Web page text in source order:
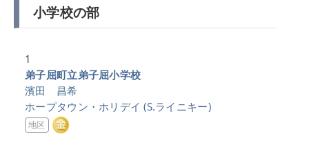
小学校の部
1
弟子屈町立弟子屈小学校
濱田 昌希
ホープタウン・ホリデイ (S.ライニキー)
地区